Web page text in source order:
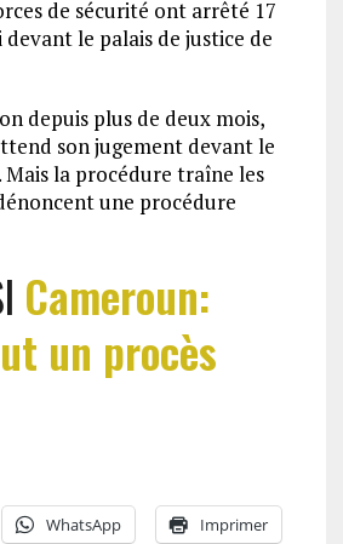
de sécurité ont arrêté 17
le palais de justice de
depuis plus de deux mois,
son jugement devant le
la procédure traîne les
une procédure
Cameroun:
un procès
WhatsApp Imprimer